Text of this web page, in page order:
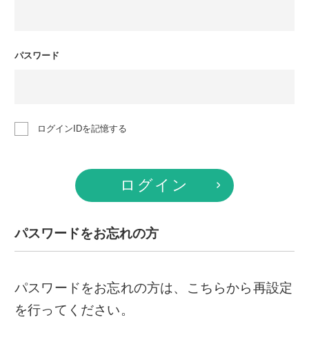
パスワード
ログインIDを記憶する
ログイン
パスワードをお忘れの方
パスワードをお忘れの方は、こちらから再設定
を行ってください。